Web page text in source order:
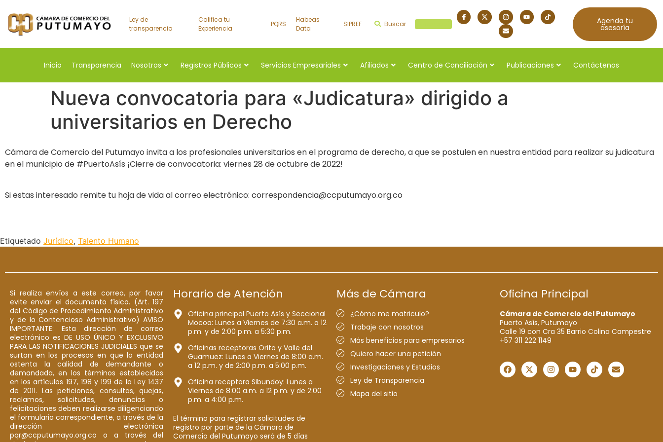
Ley de
transparencia
Califica tu
Experiencia
PQRS
Habeas
Data
SIPREF Buscar Agenda tu
asesoría
Inicio Transparencia Nosotros Registros Públicos Servicios Empresariales Afiliados Centro de Conciliación Publicaciones Contáctenos
Nueva convocatoria para «Judicatura» dirigido a
universitarios en Derecho
Cámara de Comercio del Putumayo invita a los profesionales universitarios en el programa de derecho, a que se postulen en nuestra entidad para realizar su judicatura
en el municipio de #PuertoAsís ¡Cierre de convocatoria: viernes 28 de octubre de 2022!
Si estas interesado remite tu hoja de vida al correo electrónico: correspondencia@ccputumayo.org.co
Etiquetado Jurídico, Talento Humano
Si realiza envíos a este correo, por favor
evite enviar el documento físico. (Art. 197
del Código de Procedimiento Administrativo
y de lo Contencioso Administrativo) AVISO
IMPORTANTE: Esta dirección de correo
electrónico es DE USO ÚNICO Y EXCLUSIVO
PARA LAS NOTIFICACIONES JUDICIALES que se
surtan en los procesos en que la entidad
ostenta la calidad de demandante o
demandada, en los términos establecidos
en los artículos 197, 198 y 199 de la Ley 1437
de 2011. Las peticiones, consultas, quejas,
reclamos, solicitudes, denuncias o
felicitaciones deben realizarse diligenciando
el formulario correspondiente, a través de la
dirección electrónica
pqr@ccputumayo.org.co o a través del
Horario de Atención
Oficina principal Puerto Asís y Seccional
Mocoa: Lunes a Viernes de 7:30 a.m. a 12
p.m. y de 2:00 p.m. a 5:30 p.m.
Oficinas receptoras Orito y Valle del
Guamuez: Lunes a Viernes de 8:00 a.m.
a 12 p.m. y de 2:00 p.m. a 5:00 p.m.
Oficina receptora Sibundoy: Lunes a
Viernes de 8:00 a.m. a 12 p.m. y de 2:00
p.m. a 4:00 p.m.
El término para registrar solicitudes de
registro por parte de la Cámara de
Comercio del Putumayo será de 5 días
Más de Cámara
¿Cómo me matriculo?
Trabaje con nosotros
Más beneficios para empresarios
Quiero hacer una petición
Investigaciones y Estudios
Ley de Transparencia
Mapa del sitio
Oficina Principal
Cámara de Comercio del Putumayo
Puerto Asís, Putumayo
Calle 19 con Cra 35 Barrio Colina Campestre
+57 311 222 1149